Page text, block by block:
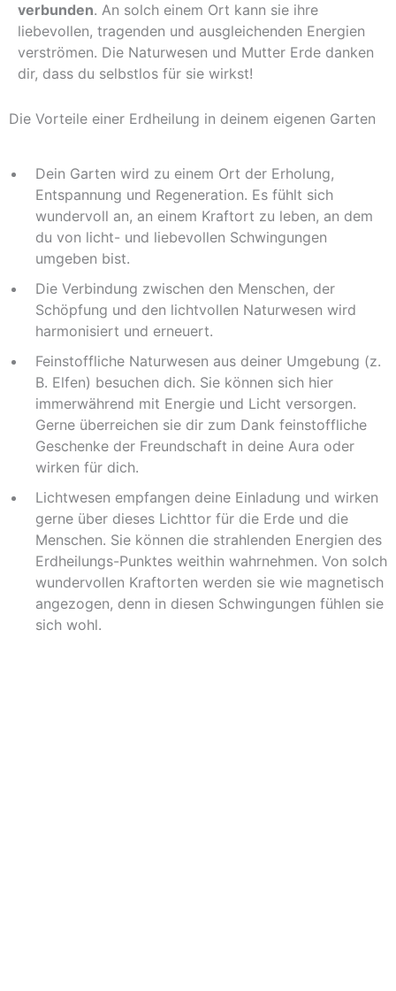
verbunden. An solch einem Ort kann sie ihre
liebevollen, tragenden und ausgleichenden Energien
verströmen. Die Naturwesen und Mutter Erde danken
dir, dass du selbstlos für sie wirkst!
Die Vorteile einer Erdheilung in deinem eigenen Garten​
Dein Garten wird zu einem Ort der Erholung,
Entspannung und Regeneration. Es fühlt sich
wundervoll an, an einem Kraftort zu leben, an dem
du von licht- und liebevollen Schwingungen
umgeben bist.
Die Verbindung zwischen den Menschen, der
Schöpfung und den lichtvollen Naturwesen wird
harmonisiert und erneuert.
Feinstoffliche Naturwesen aus deiner Umgebung (z.
B. Elfen) besuchen dich. Sie können sich hier
immerwährend mit Energie und Licht versorgen.
Gerne überreichen sie dir zum Dank feinstoffliche
Geschenke der Freundschaft in deine Aura oder
wirken für dich.
Lichtwesen empfangen deine Einladung und wirken
gerne über dieses Lichttor für die Erde und die
Menschen. Sie können die strahlenden Energien des
Erdheilungs-Punktes weithin wahrnehmen. Von solch
wundervollen Kraftorten werden sie wie magnetisch
angezogen, denn in diesen Schwingungen fühlen sie
sich wohl.